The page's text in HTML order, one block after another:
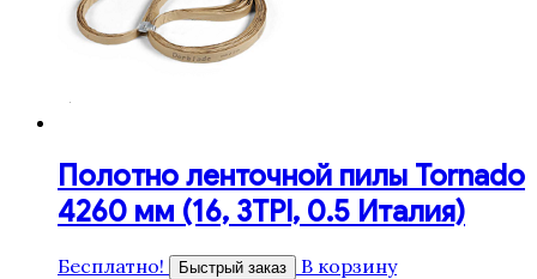
Полотно ленточной пилы Tornado
4260 мм (16, 3TPI, 0.5 Италия)
Бесплатно! Быстрый заказ В корзину